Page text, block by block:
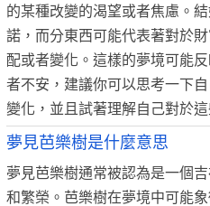
的某種改變的渴望或者焦慮。
諾，而分東西可能代表著對於
配或者變化。這樣的夢境可能
者不安，建議你可以思考一下
變化，並且試著理解自己對於
夢見芭樂樹是什麼意思
夢見芭樂樹通常被認為是一個
和繁榮。芭樂樹在夢境中可能